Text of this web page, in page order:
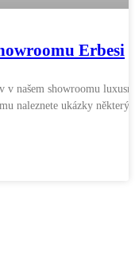
Erbesi
v našem showroomu
naleznete ukázky